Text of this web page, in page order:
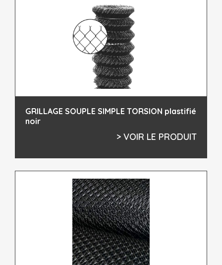
GRILLAGE SOUPLE SIMPLE TORSION plastifié
noir
> VOIR LE PRODUIT